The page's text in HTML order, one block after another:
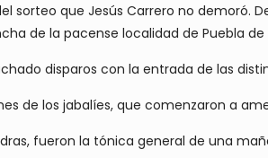
que Jesús Carrero no demoró.
de la pacense localidad de Puebla de
disparos con la entrada de las
de los jabalíes, que comenzaron a
fueron la tónica general de una